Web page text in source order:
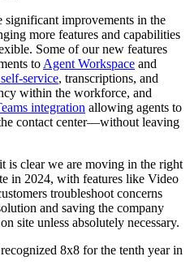
significant improvements in the
more features and capabilities
Some of our new features
to Agent Workspace and
service, transcriptions, and
within the workforce, and
integration allowing agents to
contact center—without leaving
is clear we are moving in the right
in 2024, with features like Video
troubleshoot concerns
and saving the company
site unless absolutely necessary.
8x8 for the tenth year in